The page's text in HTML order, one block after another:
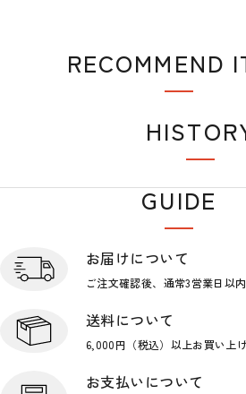
RECOMMEND
GUIDE
お届けについて
ご注文確認後、通常3営業日以
送料について
6,000円（税込）以上お買い上
お支払いについて